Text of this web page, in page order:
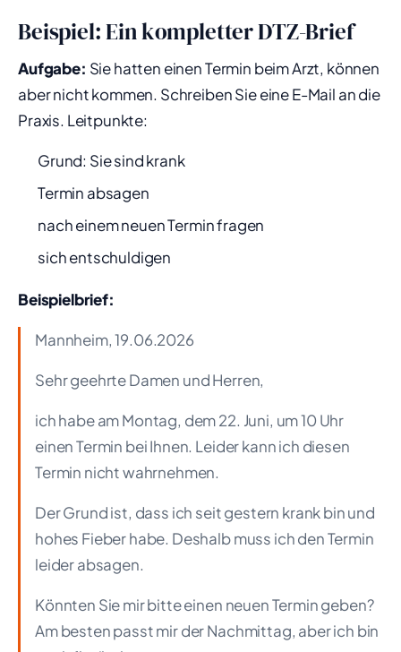
Beispiel: Ein kompletter DTZ-Brief
Aufgabe: Sie hatten einen Termin beim Arzt, können
aber nicht kommen. Schreiben Sie eine E-Mail an die
Praxis. Leitpunkte:
Grund: Sie sind krank
Termin absagen
nach einem neuen Termin fragen
sich entschuldigen
Beispielbrief:
Mannheim, 19.06.2026
Sehr geehrte Damen und Herren,
ich habe am Montag, dem 22. Juni, um 10 Uhr
einen Termin bei Ihnen. Leider kann ich diesen
Termin nicht wahrnehmen.
Der Grund ist, dass ich seit gestern krank bin und
hohes Fieber habe. Deshalb muss ich den Termin
leider absagen.
Könnten Sie mir bitte einen neuen Termin geben?
Am besten passt mir der Nachmittag, aber ich bin